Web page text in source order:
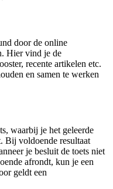
door de online
Hier vind je de
recente artikelen etc.
en samen te werken
waarbij je het geleerde
Bij voldoende resultaat
je besluit de toets niet
afrondt, kun je een
geldt een